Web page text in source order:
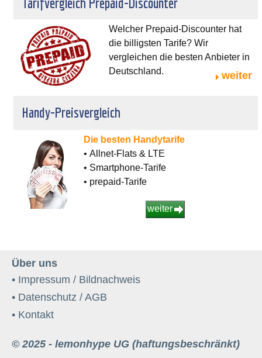
Welcher Prepaid-Discounter hat
die billigsten Tarife? Wir
vergleichen die besten Anbieter in
Deutschland.
weiter
Handy-Preisvergleich
Die besten Handytarife
• Allnet-Flats & LTE
• Smartphone-Tarife
• prepaid-Tarife
weiter
Über uns
• Impressum / Bildnachweis
• Datenschutz / AGB
• Kontakt
© 2025 - lemonhype UG (haftungsbeschränkt)